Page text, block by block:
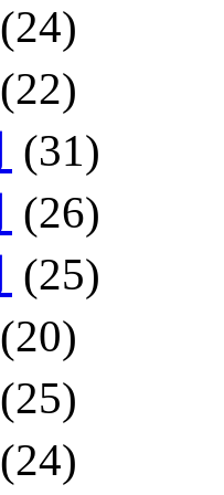
(24)
(22)
(31)
(26)
(25)
(20)
(25)
(24)